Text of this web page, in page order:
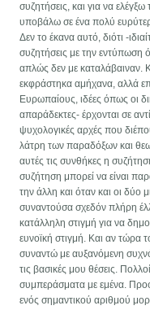
συζητήσεις, και για να
υποβάλω σε ένα πολύ
Δεν το έκανα αυτό, διότι -
συζητήσεις με την εντύπωση
απλώς δεν με καταλάβαιναν.
εκφράστηκα αμήχανα, αλλά
Ευρωπαίους, ιδέες όπως οι
απαράδεκτες- έρχονται σε
ψυχολογικές αρχές που
λάτρη των παραδόξων και
αυτές τις συνθήκες η
συζήτηση μπορεί να είναι
την άλλη και όταν και οι δύο
συναντούσα σχεδόν πλήρη
κατάλληλη στιγμή για να
ευνοϊκή στιγμή. Και αν τώρα
συναντώ με αυξανόμενη
τις βασικές μου θέσεις.
συμπεράσματα με εμένα.
ενός σημαντικού αριθμού